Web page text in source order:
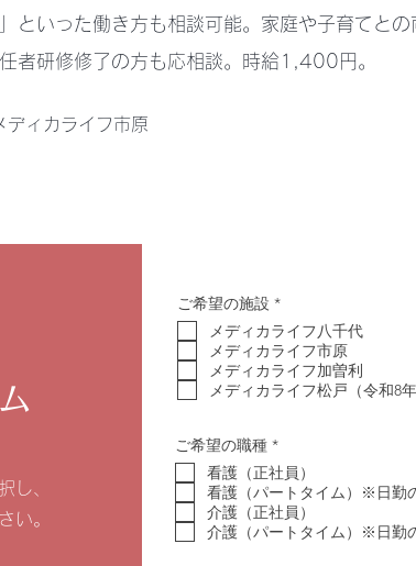
といった働き方も相談可能。家庭や子育てと
者研修修了の方も応相談。時給1,400円。
ディカライフ市原
し、
い。
ご希望の施設 *必
項
目
メディカライフ八千代
メディカライフ市原
メディカライフ加曽利
メディカライフ松戸（令和8年
ご希望の職種 *必
項
目
看護（正社員）
看護（パートタイム）※日勤
介護（正社員）
介護（パートタイム）※日勤